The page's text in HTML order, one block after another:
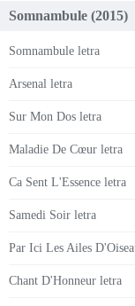
Somnambule (2015)
Somnambule letra
Arsenal letra
Sur Mon Dos letra
Maladie De Cœur letra
Ca Sent L'Essence letra
Samedi Soir letra
Par Ici Les Ailes
Chant D'Honneur letra